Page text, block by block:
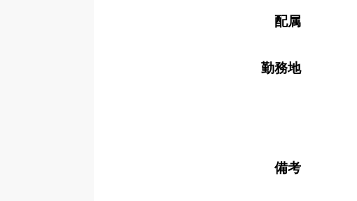
配属
勤務地
備考